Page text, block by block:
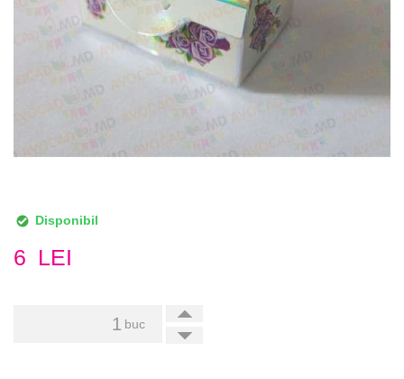
Disponibil
6 LEI
+
-
buc